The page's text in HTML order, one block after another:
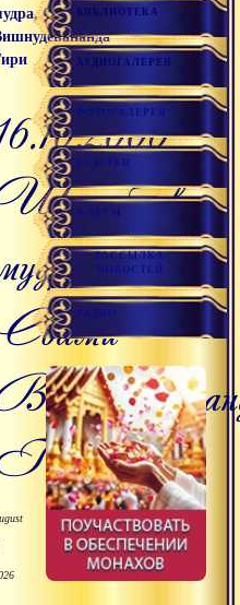
СвамиБИБЛИОТЕКА
АУДИОГАЛЕРЕЯ
ФОТОГАЛЕРЕЯ
ССЫЛКИ
ФОРУМ
РАССЫЛКА
НОВОСТЕЙ
РАДИО